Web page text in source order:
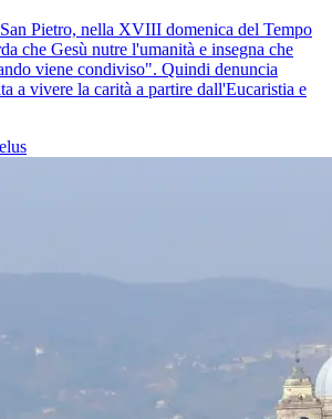
Pietro, nella XVIII domenica del Tempo
che Gesù nutre l'umanità e insegna che
viene condiviso". Quindi denuncia
a vivere la carità a partire dall'Eucaristia e